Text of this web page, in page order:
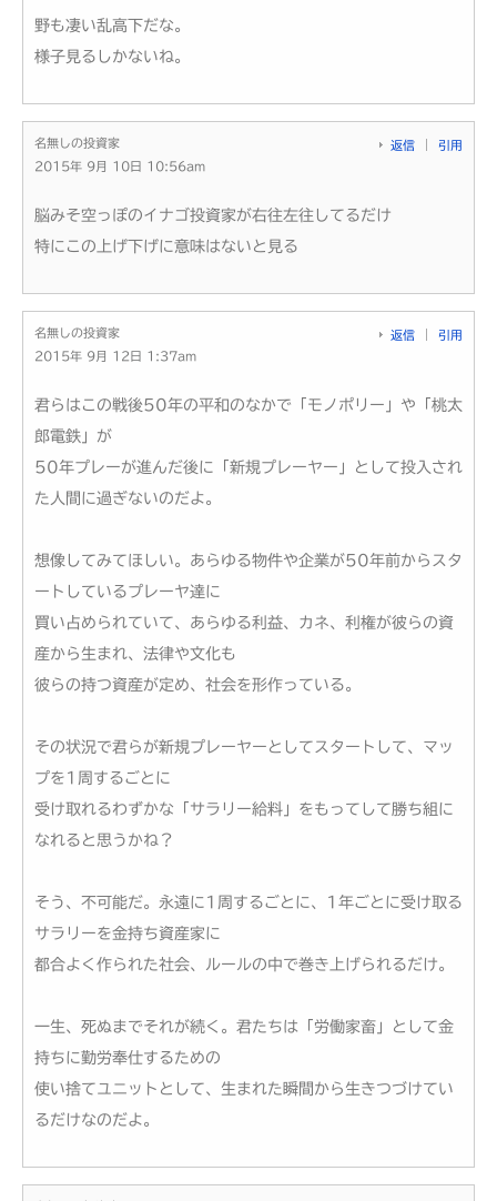
野も凄い乱高下だな。
様子見るしかないね。
名無しの投資家
2015年 9月 10日 10:56am
返信 引用
脳みそ空っぽのイナゴ投資家が右往左往してるだけ
特にこの上げ下げに意味はないと見る
名無しの投資家
2015年 9月 12日 1:37am
返信 引用
君らはこの戦後50年の平和のなかで「モノポリー」や「桃太
郎電鉄」が
50年プレーが進んだ後に「新規プレーヤー」として投入され
た人間に過ぎないのだよ。
想像してみてほしい。あらゆる物件や企業が50年前からスタ
ートしているプレーヤ達に
買い占められていて、あらゆる利益、カネ、利権が彼らの資
産から生まれ、法律や文化も
彼らの持つ資産が定め、社会を形作っている。
その状況で君らが新規プレーヤーとしてスタートして、マッ
プを1周するごとに
受け取れるわずかな「サラリー給料」をもってして勝ち組に
なれると思うかね？
そう、不可能だ。永遠に1周するごとに、1年ごとに受け取る
サラリーを金持ち資産家に
都合よく作られた社会、ルールの中で巻き上げられるだけ。
一生、死ぬまでそれが続く。君たちは「労働家畜」として金
持ちに勤労奉仕するための
使い捨てユニットとして、生まれた瞬間から生きつづけてい
るだけなのだよ。